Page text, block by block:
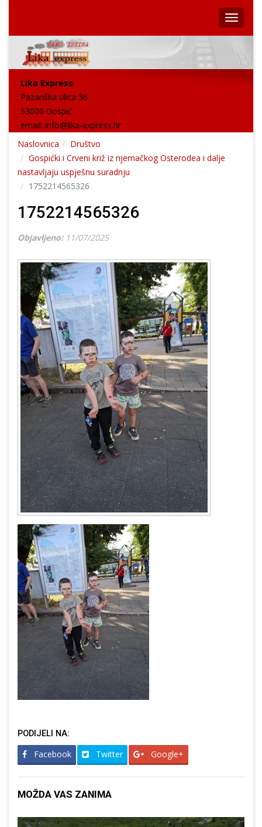
Lika Express
Pazariška ulica 36
53000 Gospić
email: info@lika-express.hr
Naslovnica
Društvo
Gospićki i Crveni križ iz njemačkog Osterodea i dalje
nastavljaju uspješnu suradnju
1752214565326
1752214565326
Objavljeno: 11/07/2025
PODIJELI NA:
Facebook Twitter Google+
MOŽDA VAS ZANIMA